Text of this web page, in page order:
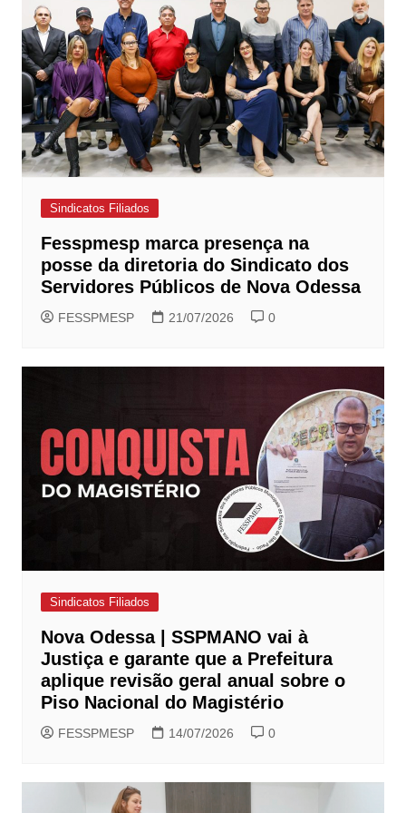
Sindicatos Filiados
Fesspmesp marca presença na
posse da diretoria do Sindicato dos
Servidores Públicos de Nova Odessa
FESSPMESP 21/07/2026 0
Sindicatos Filiados
Nova Odessa | SSPMANO vai à
Justiça e garante que a Prefeitura
aplique revisão geral anual sobre o
Piso Nacional do Magistério
FESSPMESP 14/07/2026 0